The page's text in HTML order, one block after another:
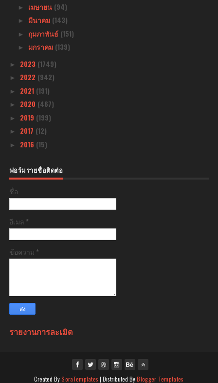
► เมษายน (94)
► มีนาคม (143)
► กุมภาพันธ์ (151)
► มกราคม (139)
► 2023 (1749)
► 2022 (942)
► 2021 (191)
► 2020 (467)
► 2019 (199)
► 2017 (12)
► 2016 (15)
ฟอร์มรายชื่อติดต่อ
ชื่อ
อีเมล *
ข้อความ *
รายงานการละเมิด
Created BySoraTemplates | Distributed ByBlogger Templates